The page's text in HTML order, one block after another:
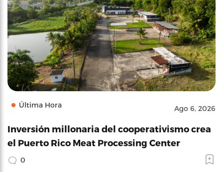
Última Hora Ago 6, 2026
Inversión millonaria del cooperativismo crea
el Puerto Rico Meat Processing Center
0